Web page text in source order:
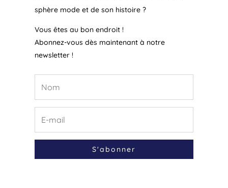
sphère mode et de son histoire ?
Vous êtes au bon endroit !
Abonnez-vous dès maintenant à notre
newsletter !
S'abonner